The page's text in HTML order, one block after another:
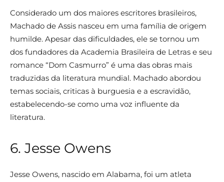
Considerado um dos maiores escritores brasileiros,
Machado de Assis nasceu em uma família de origem
humilde. Apesar das dificuldades, ele se tornou um
dos fundadores da Academia Brasileira de Letras e seu
romance “Dom Casmurro” é uma das obras mais
traduzidas da literatura mundial. Machado abordou
temas sociais, criticas à burguesia e a escravidão,
estabelecendo-se como uma voz influente da
literatura.
6. Jesse Owens
Jesse Owens, nascido em Alabama, foi um atleta